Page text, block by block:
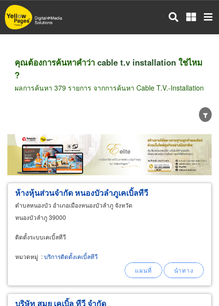
ข้าม
ไป
คุณต้องการค้นหาคำว่า cable t.v installation ใช่ไหม
?
ผลการค้นหา 379 รายการ จากการค้นหา Cable T.V.-Installation
ขายส่ง ขายปลีก ผู้ผลิต
ตัวแทนจัดจำหน่าย
ผู้ส่งออก/นำเข้า
ธุรกิจบริการ
ห้างหุ้นส่วนจำกัด หนองบัวลำภูเคเบิ้ลทีวี
ตำบลหนองบัว อำเภอเมืองหนองบัวลำภู จังหวัด
หนองบัวลำภู 39000
ติดตั้งระบบเคเบิ้ลทีวี
หมวดหมู่ :บริการติดตั้งเคเบิ้ลทีวี
บริษัท สมุย เคเบิ้ล ทีวี จำกัด